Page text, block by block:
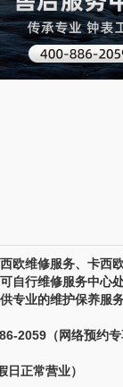
维修服务、卡西
自行维修服务中心
专业的维护保养服
（网络预约专
正常营业）